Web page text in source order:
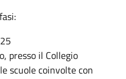
presso il Collegio
scuole coinvolte con